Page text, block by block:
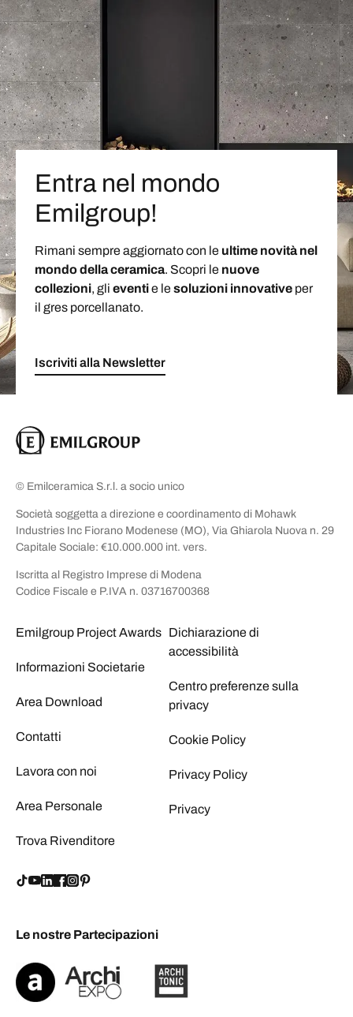
Entra nel mondo
Emilgroup!
Rimani sempre aggiornato con le ultime novità nel
mondo della ceramica. Scopri le nuove
collezioni, gli eventie lesoluzioni innovative per
il gres porcellanato.
Iscriviti alla Newsletter
© Emilceramica S.r.l. a socio unico
Società soggetta a direzione e coordinamento di Mohawk
Industries Inc Fiorano Modenese (MO), Via Ghiarola Nuova n. 29
Capitale Sociale: €10.000.000 int. vers.
Iscritta al Registro Imprese di Modena
Codice Fiscale e P.IVA n. 03716700368
Emilgroup Project Awards
Informazioni Societarie
Area Download
Contatti
Lavora con noi
Area Personale
Trova Rivenditore
Dichiarazione di
accessibilità
Centro preferenze sulla
privacy
Cookie Policy
Privacy Policy
Privacy
Le nostre Partecipazioni